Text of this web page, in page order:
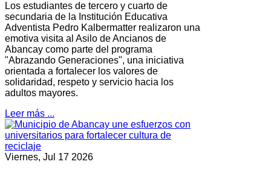
Los estudiantes de tercero y cuarto de
secundaria de la Institución Educativa
Adventista Pedro Kalbermatter realizaron una
emotiva visita al Asilo de Ancianos de
Abancay como parte del programa
"Abrazando Generaciones", una iniciativa
orientada a fortalecer los valores de
solidaridad, respeto y servicio hacia los
adultos mayores.
Leer más ...
Viernes, Jul 17 2026